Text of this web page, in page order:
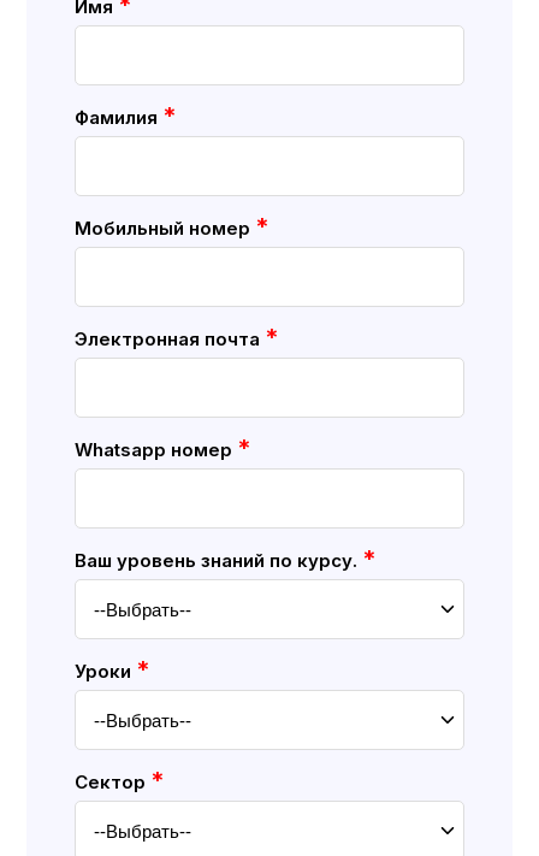
Имя
Фамилия *
Мобильный номер *
Электронная почта *
Whatsapp номер *
Ваш уровень знаний по курсу. *
Уроки *
Cектор *